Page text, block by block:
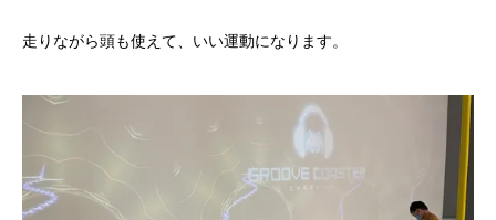
走りながら頭も使えて、いい運動になります。